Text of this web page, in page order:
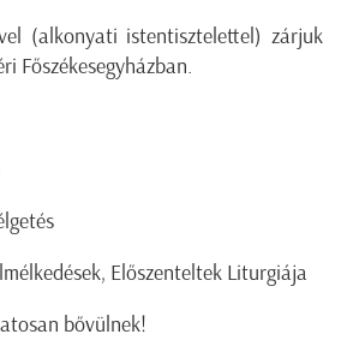
(alkonyati istentisztelettel) zárjuk
Főszékesegyházban.
Előszenteltek Liturgiája
bővülnek!